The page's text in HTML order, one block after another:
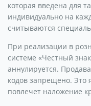
которая введена для
индивидуально на
считываются
При реализации в
системе «Честный
аннулируется.
кодов запрещено. Это
повлечет наложение